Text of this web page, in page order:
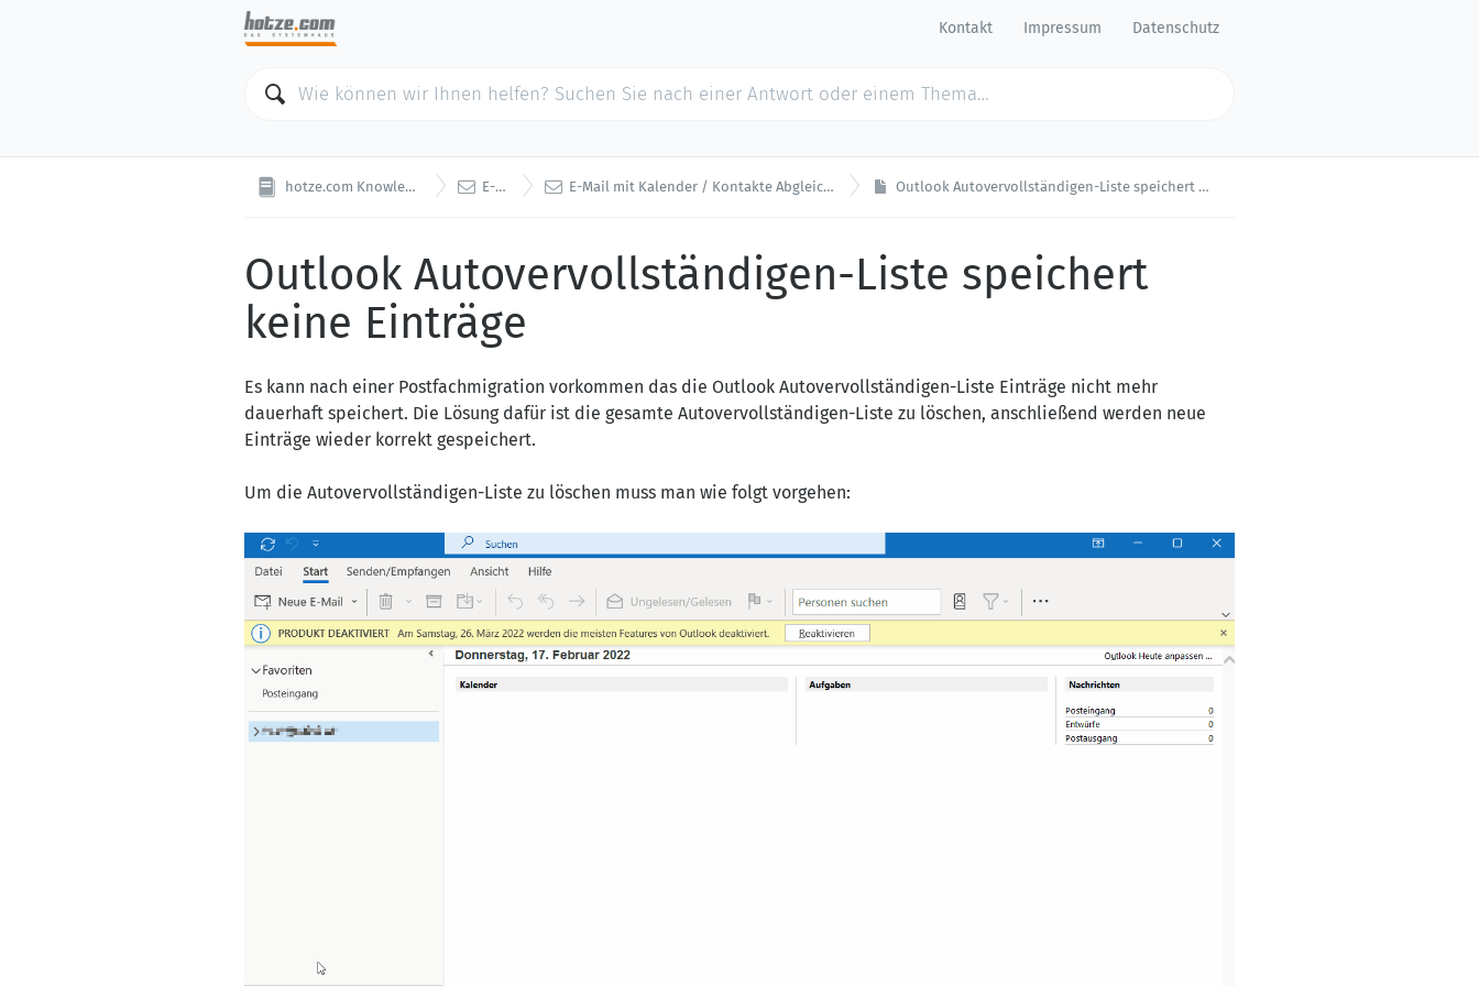
Kontakt Impressum Datenschutz
hotze.com Knowledge Base  E-Mail  E-Mail mit Kalender / Kontakte Abgleich (Exchange) Outlook Autovervollständigen-Liste speichert keine Einträge
Outlook Autovervollständigen-Liste speichert
keine Einträge
Es kann nach einer Postfachmigration vorkommen das die Outlook Autovervollständigen-Liste Einträge nicht mehr
dauerhaft speichert. Die Lösung dafür ist die gesamte Autovervollständigen-Liste zu löschen, anschließend werden neue
Einträge wieder korrekt gespeichert.
Um die Autovervollständigen-Liste zu löschen muss man wie folgt vorgehen: